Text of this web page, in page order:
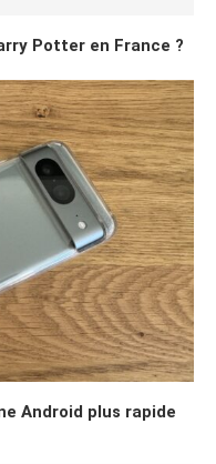
Potter en France ?
Android plus rapide